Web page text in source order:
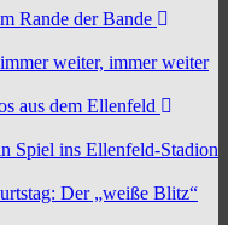
Rande der Bande
weiter, immer weiter
aus dem Ellenfeld
Spiel ins Ellenfeld-Stadion
Der „weiße Blitz“